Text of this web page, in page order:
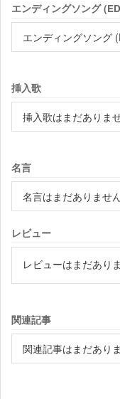
エンディングソング
エンディングソング
挿入歌
挿入歌はまだありま
名言
名言はまだありませ
レビュー
レビューはまだあり
関連記事
関連記事はまだあり